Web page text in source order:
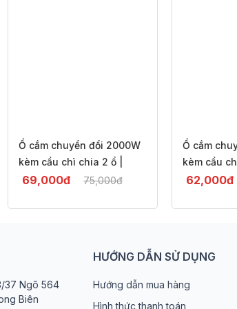
-8%
Ổ cắm chuyển đổi 2000W
kèm cầu chì chia 2 ổ |
Công tắc tiện lợi, chống
69,000đ 75,000đ
Ổ cắm
kèm cầu
tiện lợi,
62,000đ
37 Ngõ 564
Biên
HƯỚNG DẪN SỬ DỤNG
Hướng dẫn mua hàng
Hình thức thanh toán